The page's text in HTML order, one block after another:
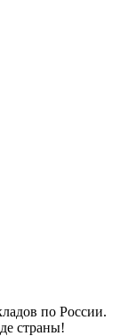
по России.
страны!